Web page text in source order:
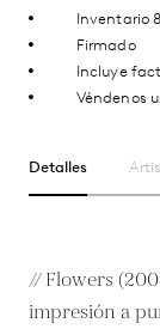
Inventario
Firmado
Incluye
Véndenos
Detalles
// Flowers
impresión a